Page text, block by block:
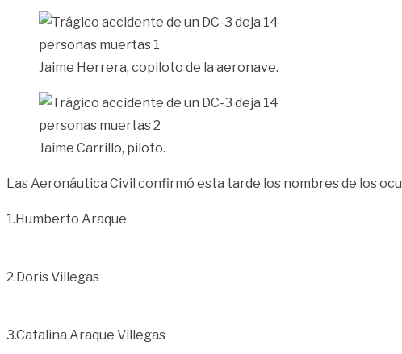
Jaime Herrera, copiloto de la aeronave.
Jaime Carrillo, piloto.
Las Aeronáutica Civil confirmó esta tarde los nombres de los
1.Humberto Araque
2.Doris Villegas
3.Catalina Araque Villegas